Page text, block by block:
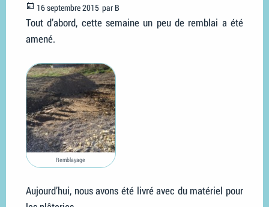
Posted
on
16 septembre 2015 par B
Tout d’abord, cette semaine un peu de remblai a été
amené.
Remblayage
Aujourd’hui, nous avons été livré avec du matériel pour